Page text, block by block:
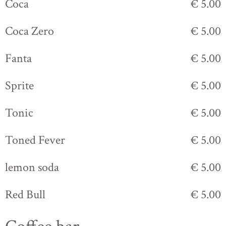
Coca
€ 5.00
Coca Zero
€ 5.00
Fanta
€ 5.00
Sprite
€ 5.00
Tonic
€ 5.00
Toned Fever
€ 5.00
lemon soda
€ 5.00
Red Bull
€ 5.00